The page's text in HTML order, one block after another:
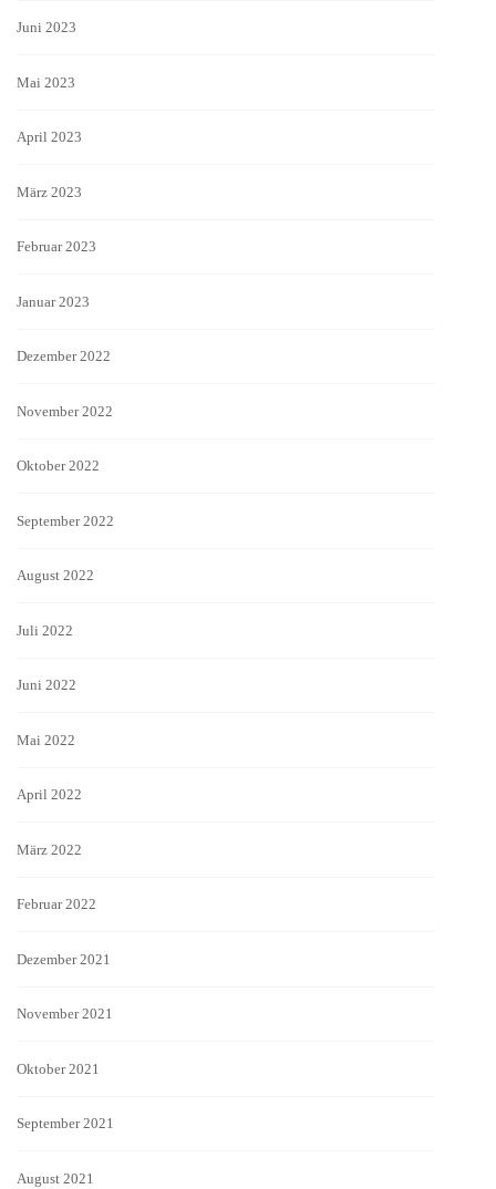
Juni 2023
Mai 2023
April 2023
März 2023
Februar 2023
Januar 2023
Dezember 2022
November 2022
Oktober 2022
September 2022
August 2022
Juli 2022
Juni 2022
Mai 2022
April 2022
März 2022
Februar 2022
Dezember 2021
November 2021
Oktober 2021
September 2021
August 2021